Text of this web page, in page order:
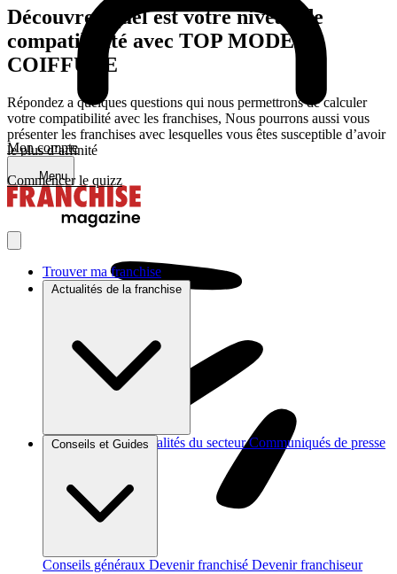
Mon compte
Menu
Trouver ma franchise
Actualités de la franchise
Brèves et actus Actualités du secteur Communiqués de presse
Conseils et Guides
Conseils généraux Devenir franchisé Devenir franchiseur
Découvrez quel est votre niveau de
compatibilité avec TOP MODEL
COIFFURE
Répondez a quelques questions qui nous permettrons de calculer
votre compatibilité avec les franchises, Nous pourrons aussi vous
présenter les franchises avec lesquelles vous êtes susceptible d’avoir
le plus d’affinité
Commencer le quizz